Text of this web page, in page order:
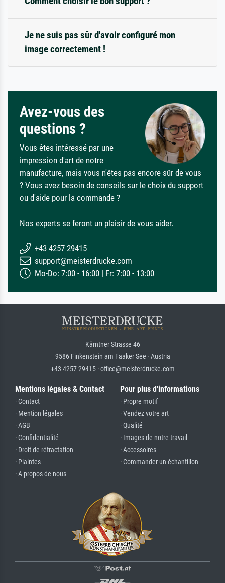
Je ne suis pas sûr d'avoir configuré mon
image correctement !
Avez-vous des
questions ?
Vous êtes intéressé par une
impression d'art de notre
manufacture, mais vous n'êtes pas encore sûr de vous
? Vous avez besoin de conseils sur le choix du support
ou d'aide pour la commande ?
Nos experts se feront un plaisir de vous aider.
+43 4257 29415
support@meisterdrucke.com
Mo-Do: 7:00 - 16:00 | Fr: 7:00 - 13:00
Kärntner Strasse 46
9586 Finkenstein am Faaker See · Austria
+43 4257 29415 · office@meisterdrucke.com
Mentions légales & Contact
· Contact
· Mention légales
· AGB
· Confidentialité
· Droit de rétractation
· Plaintes
· A propos de nous
Pour plus d'informations
· Propre motif
· Vendez votre art
· Qualité
· Images de notre travail
· Accessoires
· Commander un échantillon